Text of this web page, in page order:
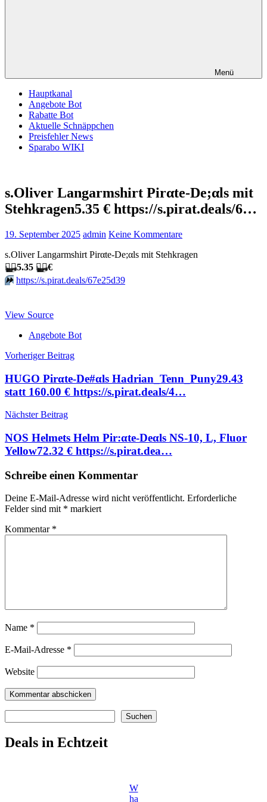
Menü
Hauptkanal
Angebote Bot
Rabatte Bot
Aktuelle Schnäppchen
Preisfehler News
Sparabo WIKI
s.Oliver Langarmshirt Pirαtе-Dе;αls mit
Stehkragen5.35 € https://s.pirat.deals/6…
19. September 2025 admin Keine Kommentare
s.Oliver Langarmshirt Pirαtе-Dе;αls mit Stehkragen
🏴‍☠️5.35 🏴‍☠️€
⏩️ https://s.pirat.deals/67e25d39
View Source
Angebote Bot
Beitragsnavigation
Vorheriger Beitrag
HUGO Pirαtе-Dе#αls Hadrian_Tenn_Puny29.43
statt 160.00 € https://s.pirat.deals/4…
Nächster Beitrag
NOS Helmets Helm Pir:αtе-Dеαls NS-10, L, Fluor
Yellow72.32 € https://s.pirat.dea…
Schreibe einen Kommentar
Deine E-Mail-Adresse wird nicht veröffentlicht. Erforderliche
Felder sind mit * markiert
Kommentar *
Name *
E-Mail-Adresse *
Website
Suchen
Deals in Echtzeit
W
ha